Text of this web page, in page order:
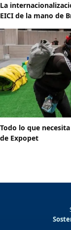
La
EICI de la mano de
Todo lo que
de Expopet